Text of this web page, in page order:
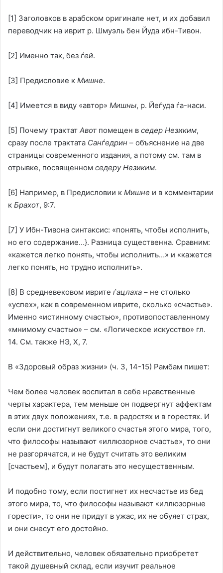
[1] Заголовков в арабском оригинале нет, и их добавил
переводчик на иврит р. Шмуэль бен Йуда ибн-Тивон.
[2] Именно так, безѓей.
[3] Предисловие кМишне.
[4] Имеется в виду «автор»Мишны, р. Йеѓуда ѓа-наси.
[5] Почему трактатАвот помещен вседер Незиким,
сразу после трактата Санѓедрин – объяснение на две
страницы современного издания, а потому см. там в
отрывке, посвященномседеру Незиким.
[6] Например, в Предисловии кМишне и в комментарии
кБрахот, 9:7.
[7] У Ибн-Тивона синтаксис: «понять, чтобы исполнить,
но его содержание…}. Разница существенна. Сравним:
«кажется легко понять, чтобы исполнить…» и «кажется
легко понять, но трудно исполнить».
[8] В средневековом ивритеѓацлаха – не столько
«успех», как в современном иврите, сколько «счастье».
Именно «истинному счастью», противопоставленному
«мнимому счастью» – см. «Логическое искусство» гл.
14. См. также НЭ, Х, 7.
В «Здоровый образ жизни» (ч. 3, 14-15) Рамбам пишет:
Чем более человек воспитал в себе нравственные
черты характера, тем меньше он подвергнут аффектам
в этих двух положениях, т.е. в радостях и в горестях. И
если они достигнут великого счастья этого мира, того,
что философы называют «иллюзорное счастье», то они
не разгорячатся, и не будут считать это великим
[счастьем], и будут полагать это несущественным.
И подобно тому, если постигнет их несчастье из бед
этого мира, то, что философы называют «иллюзорные
горести», то они не придут в ужас, их не обуяет страх,
и они снесут его достойно.
И действительно, человек обязательно приобретет
такой душевный склад, если изучит реальное